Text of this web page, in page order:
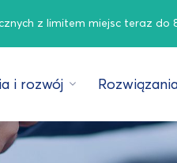
z limitem miejsc teraz do
i rozwój